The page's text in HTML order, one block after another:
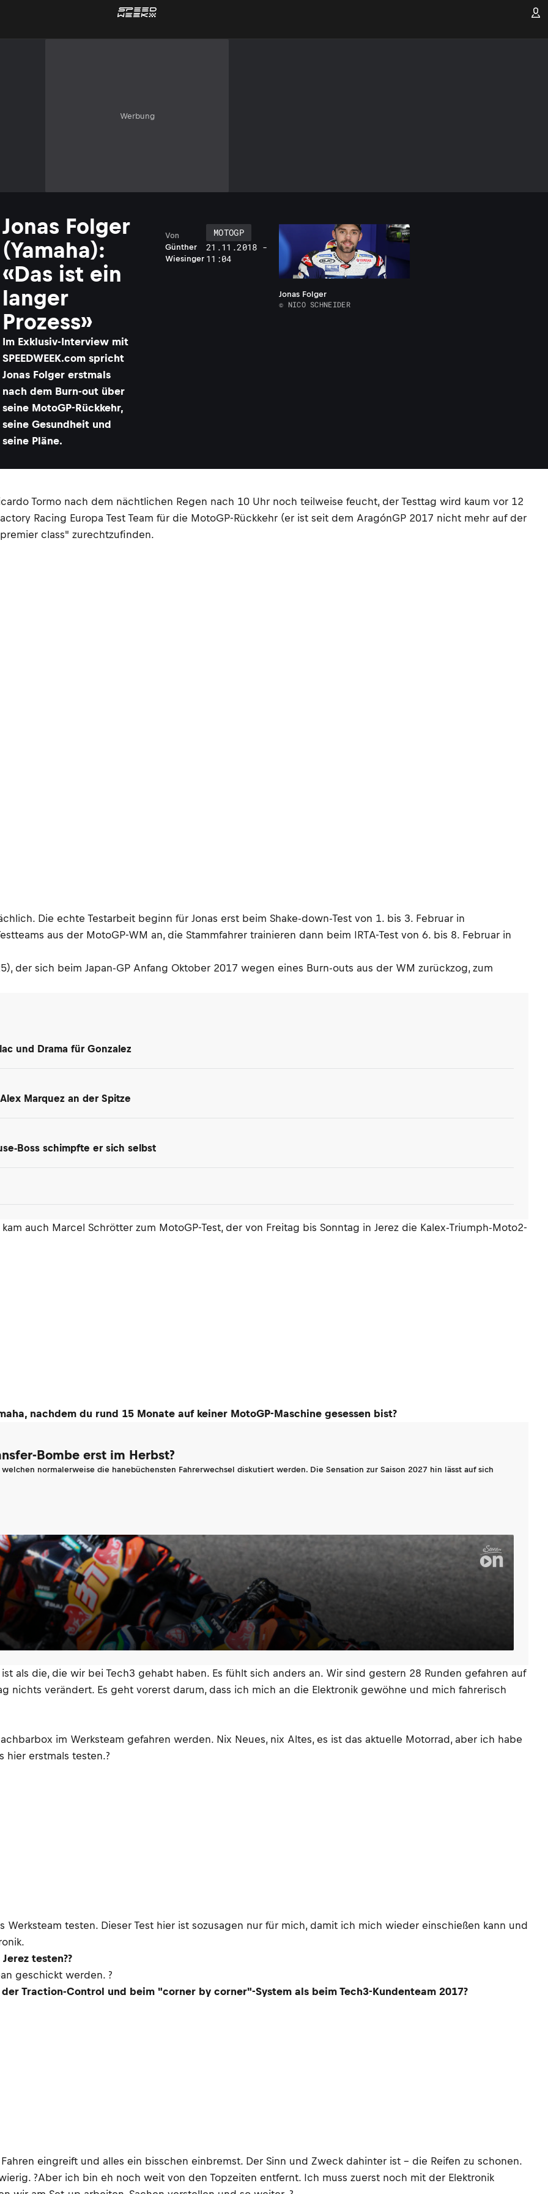
Werbung
Jonas Folger
(Yamaha):
«Das ist ein
langer
Prozess»
Im Exklusiv-Interview mit
SPEEDWEEK.com spricht
Jonas Folger erstmals
nach dem Burn-out über
seine MotoGP-Rückkehr,
seine Gesundheit und
seine Pläne.
Günther
Wiesinger
Von
MOTOGP
21.11.2018 -
11:04
Jonas Folger
© NICO SCHNEIDER
Tormo nach dem nächtlichen Regen nach 10 Uhr noch teilweise feucht, der Testtag wird kaum vor 12
Racing Europa Test Team für die MotoGP-Rückkehr (er ist seit dem AragónGP 2017 nicht mehr auf der
class" zurechtzufinden.
Die echte Testarbeit beginn für Jonas erst beim Shake-down-Test von 1. bis 3. Februar in
aus der MotoGP-WM an, die Stammfahrer trainieren dann beim IRTA-Test von 6. bis 8. Februar in
der sich beim Japan-GP Anfang Oktober 2017 wegen eines Burn-outs aus der WM zurückzog, zum
und Drama für Gonzalez
Marquez an der Spitze
Boss schimpfte er sich selbst
auch Marcel Schrötter zum MotoGP-Test, der von Freitag bis Sonntag in Jerez die Kalex-Triumph-Moto2-
nachdem du rund 15 Monate auf keiner MotoGP-Maschine gesessen bist?
Bombe erst im Herbst?
normalerweise die hanebüchensten Fahrerwechsel diskutiert werden. Die Sensation zur Saison 2027 hin lässt auf sich
als die, die wir bei Tech3 gehabt haben. Es fühlt sich anders an. Wir sind gestern 28 Runden gefahren auf
nichts verändert. Es geht vorerst darum, dass ich mich an die Elektronik gewöhne und mich fahrerisch
im Werksteam gefahren werden. Nix Neues, nix Altes, es ist das aktuelle Motorrad, aber ich habe
hier erstmals testen.?
Werksteam testen. Dieser Test hier ist sozusagen nur für mich, damit ich mich wieder einschießen kann und
testen??
geschickt werden. ?
Traction-Control und beim "corner by corner"-System als beim Tech3-Kundenteam 2017?
eingreift und alles ein bisschen einbremst. Der Sinn und Zweck dahinter ist – die Reifen zu schonen.
?Aber ich bin eh noch weit von den Topzeiten entfernt. Ich muss zuerst noch mit der Elektronik